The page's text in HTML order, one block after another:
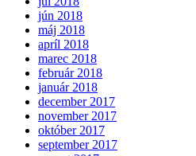
jún 2018
máj 2018
apríl 2018
marec 2018
február 2018
január 2018
december 2017
november 2017
október 2017
september 2017